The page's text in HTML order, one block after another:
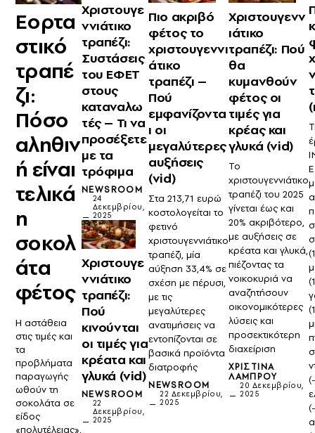
Εορτα
στικό
τραπέ
ζι:
Πόσο
αληθιν
ή είναι
τελικά
η
σοκολ
άτα
φέτος
Η αστάθεια
στις τιμές και
τα
προβλήματα
παραγωγής
ωθούν τη
σοκολάτα σε
είδος
«πολυτέλειας»,
Χριστουγε
ννιάτικο
τραπέζι:
Συστάσεις
του ΕΦΕΤ
στους
καταναλω
τές – Τι να
προσέξετε
με τα
τρόφιμα
NEWSROOM
24
Δεκεμβρίου,
2025
Χριστουγε
ννιάτικο
τραπέζι:
Πού
κινούνται
οι τιμές για
κρέατα και
γλυκά (vid)
NEWSROOM
22
Δεκεμβρίου,
2025
Πιο ακριβό
φέτος το
χριστουγεννι
άτικο
τραπέζι –
Πού
εμφανίζοντα
ι οι
μεγαλύτερες
αυξήσεις
(vid)
Στα 213,71 ευρώ
κοστολογείται το
φετινό
χριστουγεννιάτικο
τραπέζι, μία
αύξηση 33,4% σε
σχέση με πέρυσι,
με τις
μεγαλύτερες
ανατιμήσεις να
εντοπίζονται σε
βασικά προϊόντα
διατροφής
NEWSROOM
22 Δεκεμβρίου,
2025
Χριστουγενν
ιάτικο
τραπέζι: Πού
θα
κυμανθούν
φέτος οι
τιμές για
κρέας και
γλυκά (vid)
Το
χριστουγεννιάτικο
τραπέζι του 2025
γίνεται έως και
20% ακριβότερο,
με αυξήσεις σε
κρέατα και γλυκά,
πιέζοντας τα
νοικοκυριά να
αναζητήσουν
οικονομικότερες
λύσεις και
προσεκτικότερη
διαχείριση
ΧΡΙΣΤΊΝΑ
ΛΆΜΠΡΟΥ
20 Δεκεμβρίου,
2025